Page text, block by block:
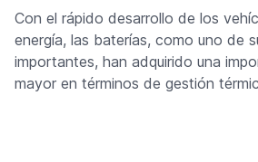
Con el rápido desarrollo de los
energía, las baterías, como uno de
importantes, han adquirido una
mayor en términos de gestión